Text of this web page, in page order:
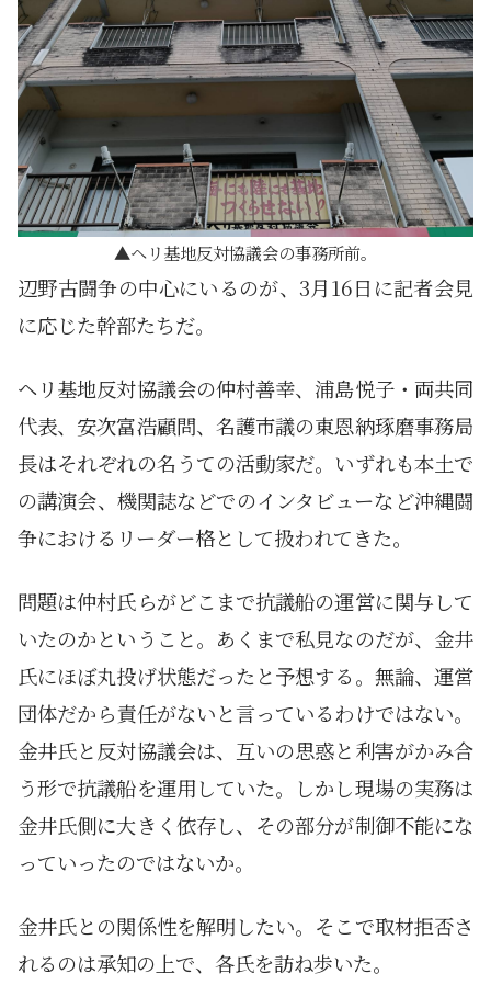
ヘリ基地反対協議会の事務所前。
辺野古闘争の中心にいるのが、3月16日に記者会見
に応じた幹部たちだ。
ヘリ基地反対協議会の仲村善幸、浦島悦子・両共同
代表、安次富浩顧問、名護市議の東恩納琢磨事務局
長はそれぞれの名うての活動家だ。いずれも本土で
の講演会、機関誌などでのインタビューなど沖縄闘
争におけるリーダー格として扱われてきた。
問題は仲村氏らがどこまで抗議船の運営に関与して
いたのかということ。あくまで私見なのだが、金井
氏にほぼ丸投げ状態だったと予想する。無論、運営
団体だから責任がないと言っているわけではない。
金井氏と反対協議会は、互いの思惑と利害がかみ合
う形で抗議船を運用していた。しかし現場の実務は
金井氏側に大きく依存し、その部分が制御不能にな
っていったのではないか。
金井氏との関係性を解明したい。そこで取材拒否さ
れるのは承知の上で、各氏を訪ね歩いた。